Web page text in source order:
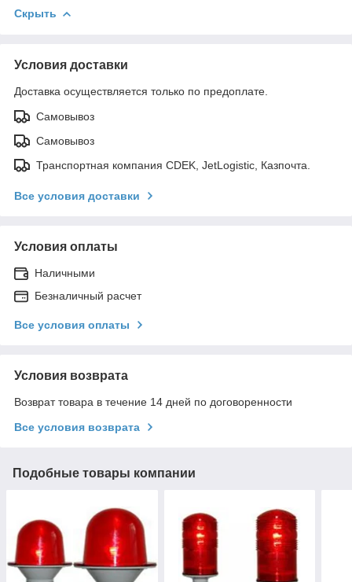
Скрыть
Условия доставки
Доставка осуществляется только по предоплате.
Самовывоз
Самовывоз
Транспортная компания CDEK, JetLogistic, Казпочта.
Все условия доставки
Условия оплаты
Наличными
Безналичный расчет
Все условия оплаты
Условия возврата
Возврат товара в течение 14 дней по договоренности
Все условия возврата
Подобные товары компании